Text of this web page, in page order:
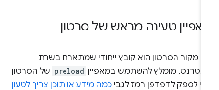
טעינה מראש של סרטון
מקור הסרטון הוא קובץ ייחודי שמתארח בשרת
מומלץ להשתמש במאפיין preload של הסרטון
לספק לדפדפן רמז לגביכמה מידע או תוכן צריך לטעון